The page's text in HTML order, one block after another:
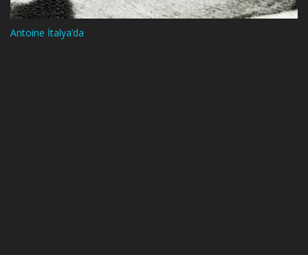
Antoine İtalya’da